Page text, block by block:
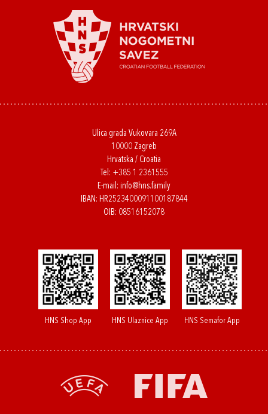
Ulica grada Vukovara 269A
10000 Zagreb
Hrvatska / Croatia
Tel: +385 1 2361555
E-mail: info@hns.family
IBAN: HR2523400091100187844
OIB: 08516152078
HNS Shop App HNS Ulaznice App HNS Semafor App